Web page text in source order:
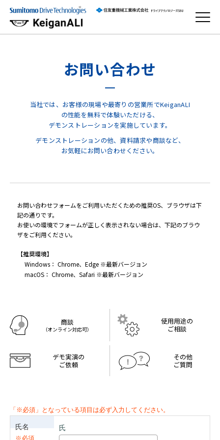
お問い合わせ
当社では、お客様の現場や最寄りの営業所でKeiganALI
の性能を無料で体験いただける、
デモンストレーションを実施しています。
デモンストレーションの他、資料請求や商談など、
お気軽にお問い合わせください。
お問い合わせフォームをご利用いただくための推奨OS、ブラウザは下
記の通りです。
お使いの環境でフォームが正しく表示されない場合は、下記のブラウ
ザをご利用ください。
【推奨環境】
Windows： Chrome、Edge ※最新バージョン
macOS： Chrome、Safari ※最新バージョン
商談
（オンライン対応可）
使用用途の
ご相談
デモ実演の
ご依頼
その他
ご質問
氏名 氏